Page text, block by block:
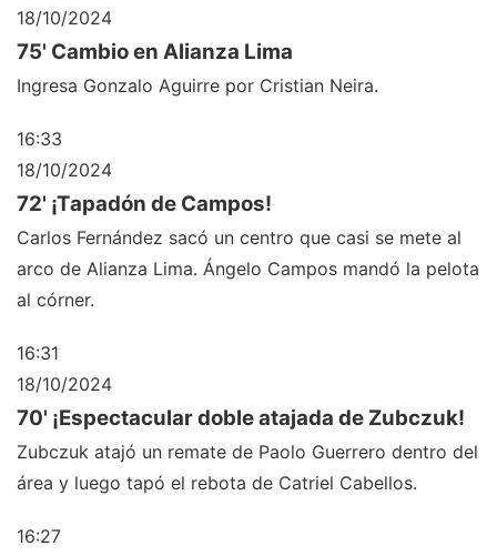
18/10/2024
75' Cambio en Alianza Lima
Ingresa Gonzalo Aguirre por Cristian Neira.
16:33
18/10/2024
72' ¡Tapadón de Campos!
Carlos Fernández sacó un centro que casi se mete al
arco de Alianza Lima. Ángelo Campos mandó la pelota
al córner.
16:31
18/10/2024
70' ¡Espectacular doble atajada de Zubczuk!
Zubczuk atajó un remate de Paolo Guerrero dentro del
área y luego tapó el rebota de Catriel Cabellos.
16:27